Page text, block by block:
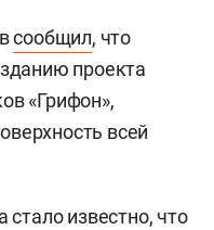
сообщил, что
проекта
«Грифон»,
всей
стало известно, что